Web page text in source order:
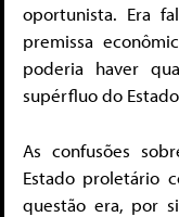
oportunista. Era
premissa
poderia haver
supérfluo do
As confusões
Estado proletário
questão era, por